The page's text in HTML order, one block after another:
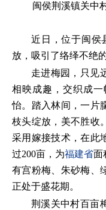
闽侯荆溪镇关中
近日，位于闽侯
放，吸引了络绎不绝
走进梅园，只见
相映成趣，交织成
怡。踏入林间，一片
枝头绽放，美不胜收
采用嫁接技术，在此
过200亩，为福建省面
有宫粉梅、朱砂梅、
正处于盛花期。
荆溪关中村百亩